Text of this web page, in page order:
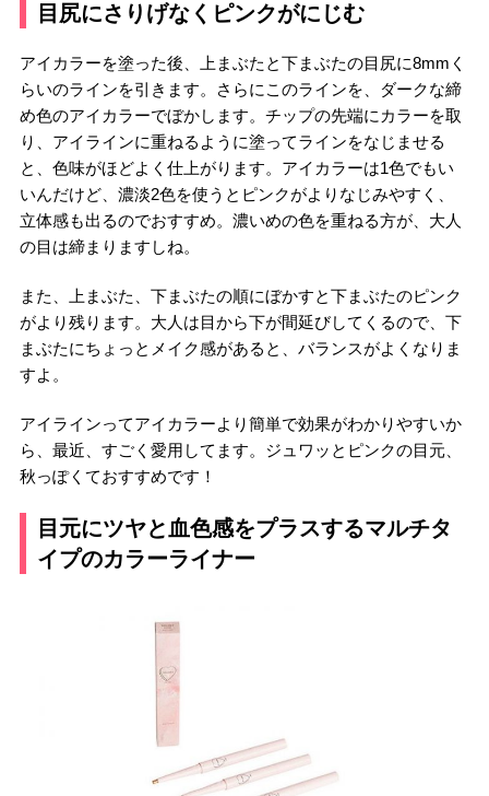
目尻にさりげなくピンクがにじむ
アイカラーを塗った後、上まぶたと下まぶたの目尻に8mmく
らいのラインを引きます。さらにこのラインを、ダークな締
め色のアイカラーでぼかします。チップの先端にカラーを取
り、アイラインに重ねるように塗ってラインをなじませる
と、色味がほどよく仕上がります。アイカラーは1色でもい
いんだけど、濃淡2色を使うとピンクがよりなじみやすく、
立体感も出るのでおすすめ。濃いめの色を重ねる方が、大人
の目は締まりますしね。
また、上まぶた、下まぶたの順にぼかすと下まぶたのピンク
がより残ります。大人は目から下が間延びしてくるので、下
まぶたにちょっとメイク感があると、バランスがよくなりま
すよ。
アイラインってアイカラーより簡単で効果がわかりやすいか
ら、最近、すごく愛用してます。ジュワッとピンクの目元、
秋っぽくておすすめです！
目元にツヤと血色感をプラスするマルチタ
イプのカラーライナー